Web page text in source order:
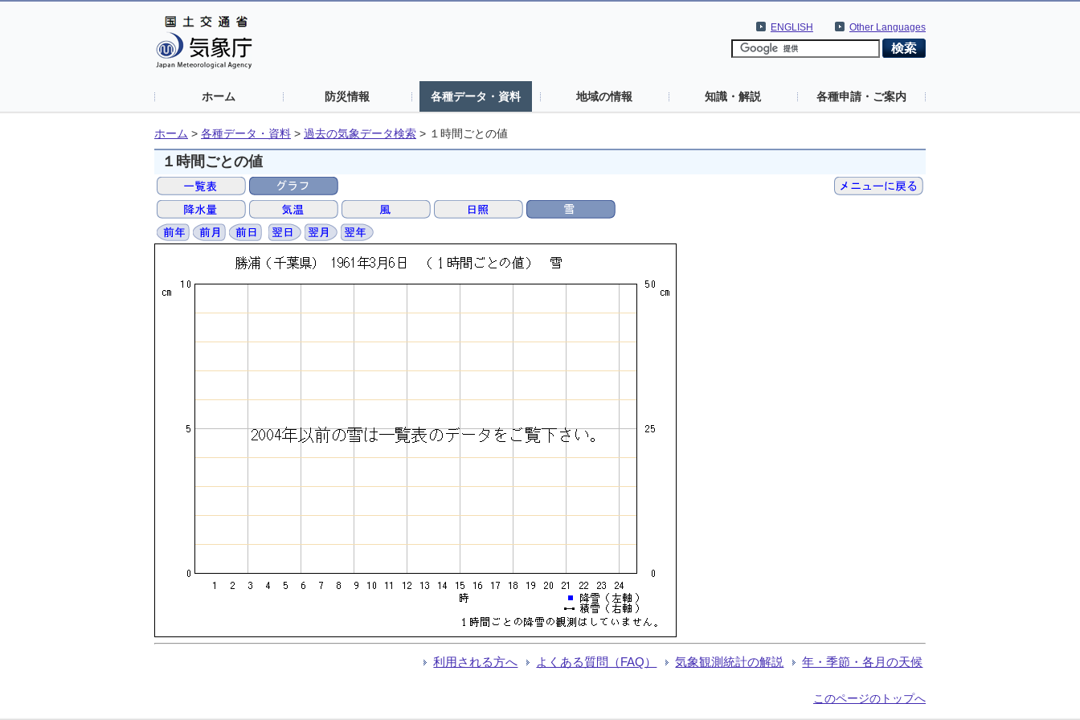
Other Languages
ENGLISH
ホーム 防災情報 各種データ・資料 地域の情報 知識・解説 各種申請・ご案内
ホーム > 各種データ・資料 > 過去の気象データ検索 > １時間ごとの値
１時間ごとの値
利用される方へ よくある質問（FAQ） 気象観測統計の解説 年・季節・各月の天候
このページのトップへ